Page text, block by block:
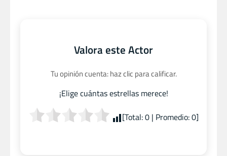
Valora este Actor
Tu opinión cuenta: haz clic para calificar.
¡Elige cuántas estrellas merece!
[Total:0| Promedio:0]